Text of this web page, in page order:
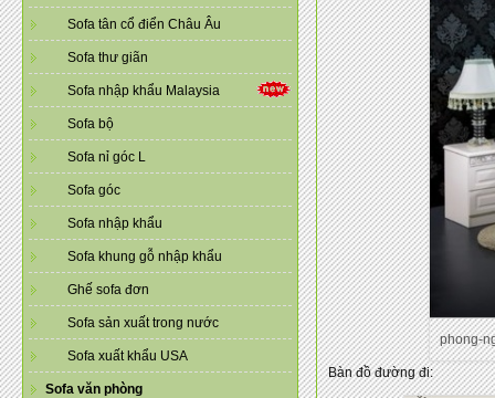
Sofa tân cổ điển Châu Âu
Sofa thư giãn
Sofa nhập khẩu Malaysia
Sofa bộ
Sofa nỉ góc L
Sofa góc
Sofa nhập khẩu
Sofa khung gỗ nhập khẩu
Ghế sofa đơn
Sofa sản xuất trong nước
Sofa xuất khẩu USA
Sofa văn phòng
phong-
Bàn đồ đường đi: